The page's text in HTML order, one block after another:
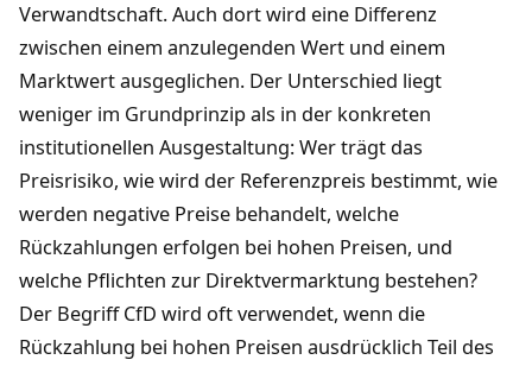
Verwandtschaft. Auch dort wird eine Differenz
zwischen einem anzulegenden Wert und einem
Marktwert ausgeglichen. Der Unterschied liegt
weniger im Grundprinzip als in der konkreten
institutionellen Ausgestaltung: Wer trägt das
Preisrisiko, wie wird der Referenzpreis bestimmt, wie
werden negative Preise behandelt, welche
Rückzahlungen erfolgen bei hohen Preisen, und
welche Pflichten zur Direktvermarktung bestehen?
Der Begriff CfD wird oft verwendet, wenn die
Rückzahlung bei hohen Preisen ausdrücklich Teil des